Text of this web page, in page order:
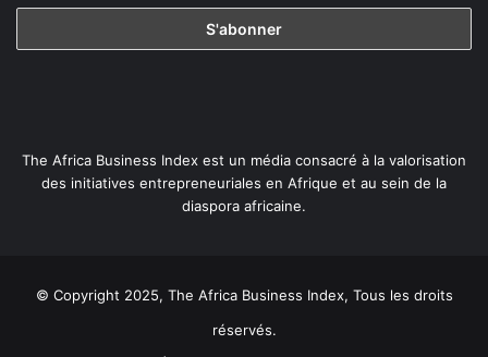
The Africa Business Index est un média consacré à la valorisation
des initiatives entrepreneuriales en Afrique et au sein de la
diaspora africaine.
© Copyright 2025, The Africa Business Index, Tous les droits
réservés.